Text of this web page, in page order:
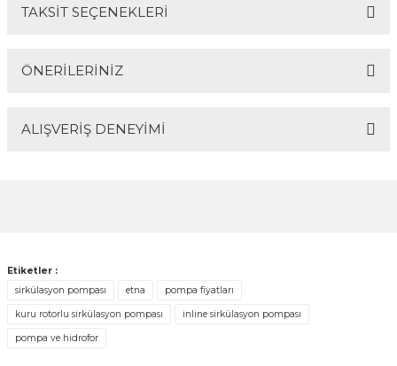
TAKSİT SEÇENEKLERİ
ÖNERİLERİNİZ
Bu ürünün fiyat bilgisi, resim, ürün açıklamalarında ve
Ürün fiyatı diğer sitelerden daha pahalı.
Bu ürüne benzer farklı alternatifler olmalı.
ALIŞVERİŞ DENEYİMİ
Etiketler :
sirkülasyon pompası
etna pompa fiyatları
kuru rotorlu sirkülasyon pompası inline sirkülasyon pompası
pompa ve hidrofor